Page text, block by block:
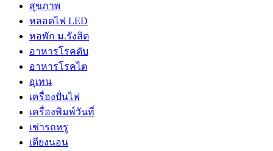
สุขภาพ
หลอดไฟ LED
หอพัก ม.รังสิต
อาหารโรคตับ
อาหารโรคไต
อุเทน
เครื่องปั่นไฟ
เครื่องพิมพ์วันที่
เช่ารถหรู
เตียงนอน